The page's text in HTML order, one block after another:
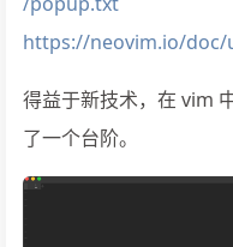
https://neovim.io/
得益于新技术，在 vim
了一个台阶。